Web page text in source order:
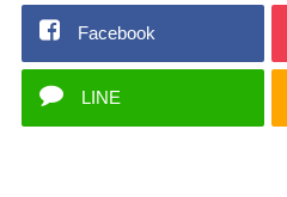
Facebook
LINE